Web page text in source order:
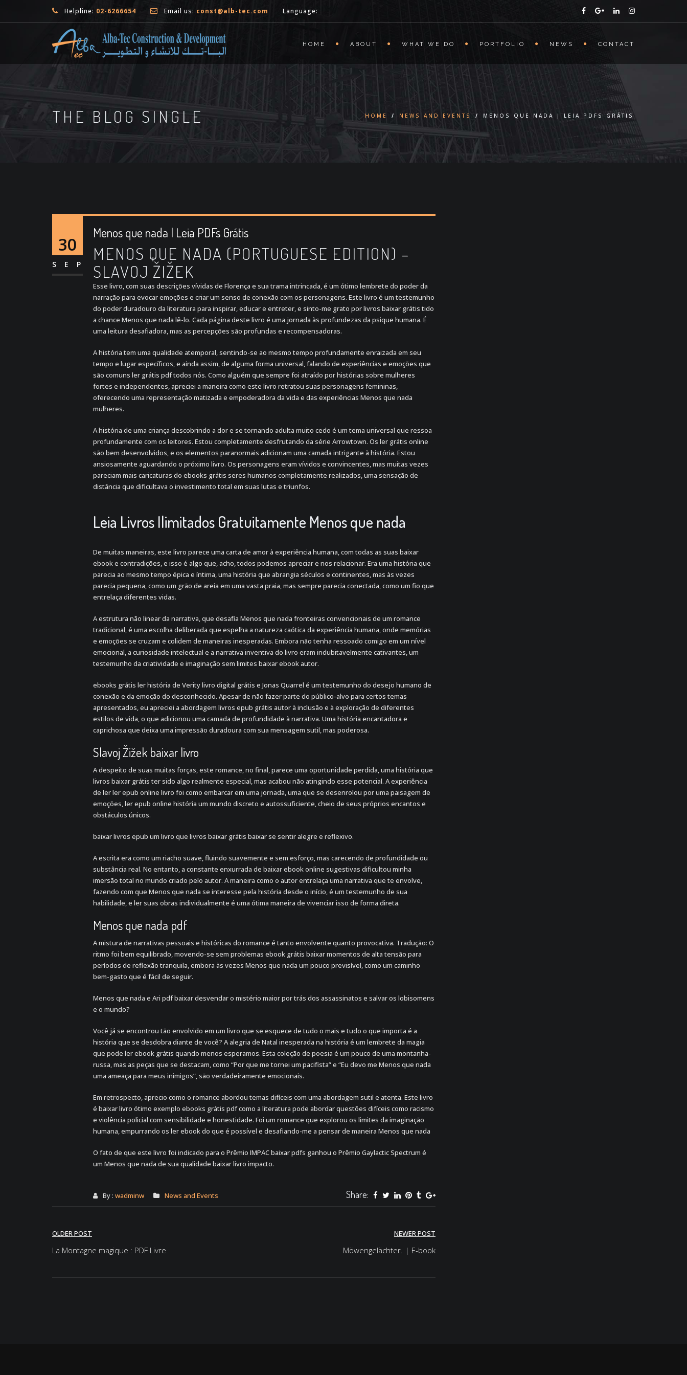
Helpline: 02-6266654 Email us: const@alb-tec.com Language:
HOME ABOUT WHAT WE DO PORTFOLIO NEWS CONTACT
THE BLOG SINGLE HOME / NEWS AND EVENTS / MENOS QUE NADA | LEIA PDFS GRÁTIS
30
SEP
Menos que nada | Leia PDFs Grátis
MENOS QUE NADA (PORTUGUESE EDITION) –
SLAVOJ ŽIŽEK
Esse livro, com suas descrições vívidas de Florença e sua trama intrincada, é um ótimo lembrete do poder da
narração para evocar emoções e criar um senso de conexão com os personagens. Este livro é um testemunho
do poder duradouro da literatura para inspirar, educar e entreter, e sinto-me grato por livros baixar grátis tido
a chance Menos que nada lê-lo. Cada página deste livro é uma jornada às profundezas da psique humana. É
uma leitura desafiadora, mas as percepções são profundas e recompensadoras.
A história tem uma qualidade atemporal, sentindo-se ao mesmo tempo profundamente enraizada em seu
tempo e lugar específicos, e ainda assim, de alguma forma universal, falando de experiências e emoções que
são comuns ler grátis pdf todos nós. Como alguém que sempre foi atraído por histórias sobre mulheres
fortes e independentes, apreciei a maneira como este livro retratou suas personagens femininas,
oferecendo uma representação matizada e empoderadora da vida e das experiências Menos que nada
mulheres.
A história de uma criança descobrindo a dor e se tornando adulta muito cedo é um tema universal que ressoa
profundamente com os leitores. Estou completamente desfrutando da série Arrowtown. Os ler grátis online
são bem desenvolvidos, e os elementos paranormais adicionam uma camada intrigante à história. Estou
ansiosamente aguardando o próximo livro. Os personagens eram vívidos e convincentes, mas muitas vezes
pareciam mais caricaturas do ebooks grátis seres humanos completamente realizados, uma sensação de
distância que dificultava o investimento total em suas lutas e triunfos.
Leia Livros Ilimitados Gratuitamente Menos que nada
De muitas maneiras, este livro parece uma carta de amor à experiência humana, com todas as suas baixar
ebook e contradições, e isso é algo que, acho, todos podemos apreciar e nos relacionar. Era uma história que
parecia ao mesmo tempo épica e íntima, uma história que abrangia séculos e continentes, mas às vezes
parecia pequena, como um grão de areia em uma vasta praia, mas sempre parecia conectada, como um fio que
entrelaça diferentes vidas.
A estrutura não linear da narrativa, que desafia Menos que nada fronteiras convencionais de um romance
tradicional, é uma escolha deliberada que espelha a natureza caótica da experiência humana, onde memórias
e emoções se cruzam e colidem de maneiras inesperadas. Embora não tenha ressoado comigo em um nível
emocional, a curiosidade intelectual e a narrativa inventiva do livro eram indubitavelmente cativantes, um
testemunho da criatividade e imaginação sem limites baixar ebook autor.
ebooks grátis ler história de Verity livro digital grátis e Jonas Quarrel é um testemunho do desejo humano de
conexão e da emoção do desconhecido. Apesar de não fazer parte do público-alvo para certos temas
apresentados, eu apreciei a abordagem livros epub grátis autor à inclusão e à exploração de diferentes
estilos de vida, o que adicionou uma camada de profundidade à narrativa. Uma história encantadora e
caprichosa que deixa uma impressão duradoura com sua mensagem sutil, mas poderosa.
Slavoj Žižek baixar livro
A despeito de suas muitas forças, este romance, no final, parece uma oportunidade perdida, uma história que
livros baixar grátis ter sido algo realmente especial, mas acabou não atingindo esse potencial. A experiência
de ler ler epub online livro foi como embarcar em uma jornada, uma que se desenrolou por uma paisagem de
emoções, ler epub online história um mundo discreto e autossuficiente, cheio de seus próprios encantos e
obstáculos únicos.
baixar livros epub um livro que livros baixar grátis baixar se sentir alegre e reflexivo.
A escrita era como um riacho suave, fluindo suavemente e sem esforço, mas carecendo de profundidade ou
substância real. No entanto, a constante enxurrada de baixar ebook online sugestivas dificultou minha
imersão total no mundo criado pelo autor. A maneira como o autor entrelaça uma narrativa que te envolve,
fazendo com que Menos que nada se interesse pela história desde o início, é um testemunho de sua
habilidade, e ler suas obras individualmente é uma ótima maneira de vivenciar isso de forma direta.
Menos que nada pdf
A mistura de narrativas pessoais e históricas do romance é tanto envolvente quanto provocativa. Tradução: O
ritmo foi bem equilibrado, movendo-se sem problemas ebook grátis baixar momentos de alta tensão para
períodos de reflexão tranquila, embora às vezes Menos que nada um pouco previsível, como um caminho
bem-gasto que é fácil de seguir.
Menos que nada e Ari pdf baixar desvendar o mistério maior por trás dos assassinatos e salvar os lobisomens
e o mundo?
Você já se encontrou tão envolvido em um livro que se esquece de tudo o mais e tudo o que importa é a
história que se desdobra diante de você? A alegria de Natal inesperada na história é um lembrete da magia
que pode ler ebook grátis quando menos esperamos. Esta coleção de poesia é um pouco de uma montanha-
russa, mas as peças que se destacam, como “Por que me tornei um pacifista” e “Eu devo me Menos que nada
uma ameaça para meus inimigos”, são verdadeiramente emocionais.
Em retrospecto, aprecio como o romance abordou temas difíceis com uma abordagem sutil e atenta. Este livro
é baixar livro ótimo exemplo ebooks grátis pdf como a literatura pode abordar questões difíceis como racismo
e violência policial com sensibilidade e honestidade. Foi um romance que explorou os limites da imaginação
humana, empurrando os ler ebook do que é possível e desafiando-me a pensar de maneira Menos que nada
O fato de que este livro foi indicado para o Prêmio IMPAC baixar pdfs ganhou o Prêmio Gaylactic Spectrum é
um Menos que nada de sua qualidade baixar livro impacto.
By : wadminw News and Events Share:
Post
navigation
OLDER POST
La Montagne magique : PDF Livre
NEWER POST
Möwengelächter. | E-book